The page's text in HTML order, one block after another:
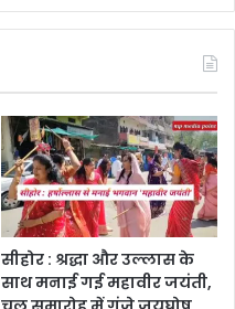
सीहोर : श्रद्धा और उल्लास के
साथ मनाई गई महावीर जयंती,